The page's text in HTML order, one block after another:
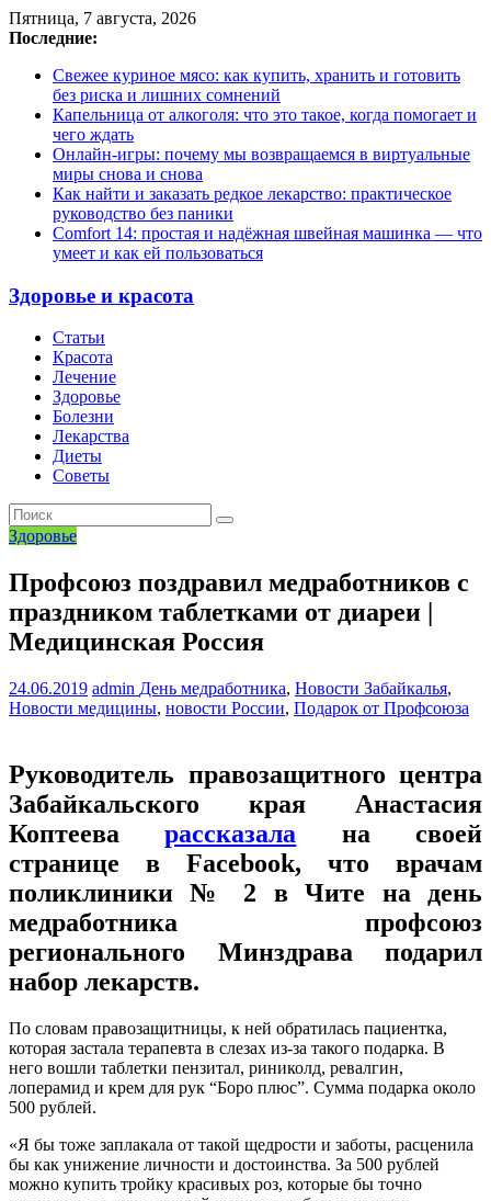
Пятница, 7 августа, 2026
Последние:
Свежее куриное мясо: как купить, хранить и готовить
без риска и лишних сомнений
Капельница от алкоголя: что это такое, когда помогает и
чего ждать
Онлайн-игры: почему мы возвращаемся в виртуальные
миры снова и снова
Как найти и заказать редкое лекарство: практическое
руководство без паники
Comfort 14: простая и надёжная швейная машинка — что
умеет и как ей пользоваться
Здоровье и красота
Статьи
Красота
Лечение
Здоровье
Болезни
Лекарства
Диеты
Советы
Здоровье
Профсоюз поздравил медработников с
праздником таблетками от диареи |
Медицинская Россия
24.06.2019 admin День медработника, Новости Забайкалья,
Новости медицины, новости России, Подарок от Профсоюза
Руководитель правозащитного центра
Забайкальского края Анастасия
Коптееварассказала на своей
странице в Facebook, что врачам
поликлиники № 2 в Чите на день
медработника профсоюз
регионального Минздрава подарил
набор лекарств.
По словам правозащитницы, к ней обратилась пациентка,
которая застала терапевта в слезах из-за такого подарка. В
него вошли таблетки пензитал, риниколд, ревалгин,
лоперамид и крем для рук “Боро плюс”. Сумма подарка около
500 рублей.
«Я бы тоже заплакала от такой щедрости и заботы, расценила
бы как унижение личности и достоинства. За 500 рублей
можно купить тройку красивых роз, которые бы точно